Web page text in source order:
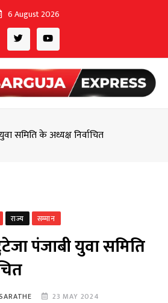
6 August 2026
समिति के अध्यक्ष निर्वाचित
राज्य सम्मान
पंजाबी युवा समिति
23 MAY 2024